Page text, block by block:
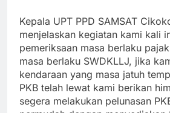
Kepala UPT PPD SAMSAT
menjelaskan kegiatan kami kali
pemeriksaan masa berlaku
masa berlaku SWDKLLJ, jika
kendaraan yang masa jatuh
PKB telah lewat kami berikan
segera melakukan pelunasan